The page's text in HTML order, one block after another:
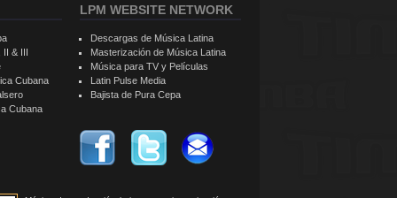
II & III
Cubana
Cubana
LPM WEBSITE NETWORK
Descargas de Música Latina
Masterización de Música Latina
Música para TV y Películas
Latin Pulse Media
Bajista de Pura Cepa